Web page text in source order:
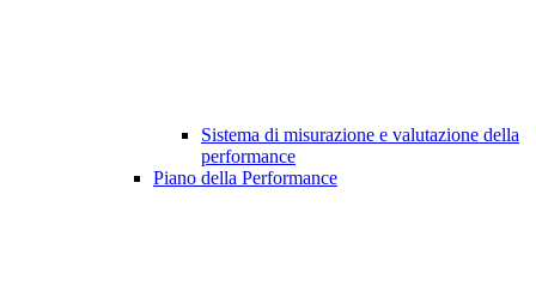
Sistema di misurazione e valutazione della
performance
Piano della Performance